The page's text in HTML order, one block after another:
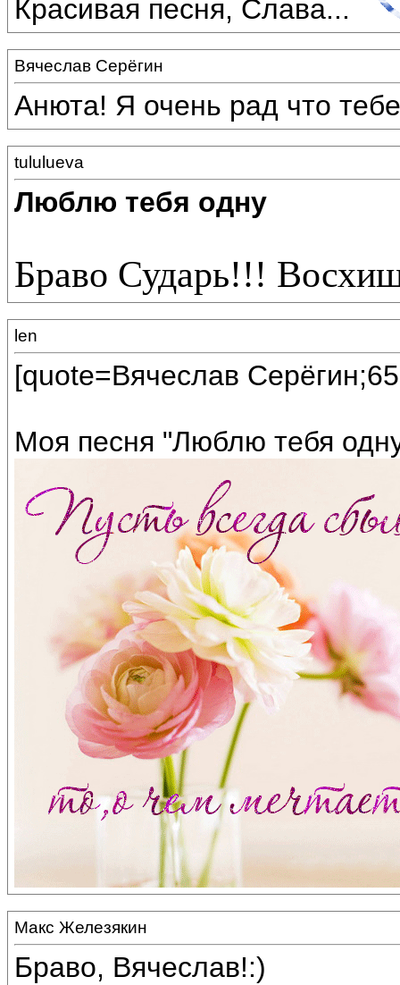
Красивая песня, Слава...
Вячеслав Серёгин
Анюта! Я очень рад что
tululueva
Люблю тебя одну
Браво Сударь!!!
len
[quote=Вячеслав
Моя песня "Люблю тебя
Макс Железякин
Браво, Вячеслав!:)